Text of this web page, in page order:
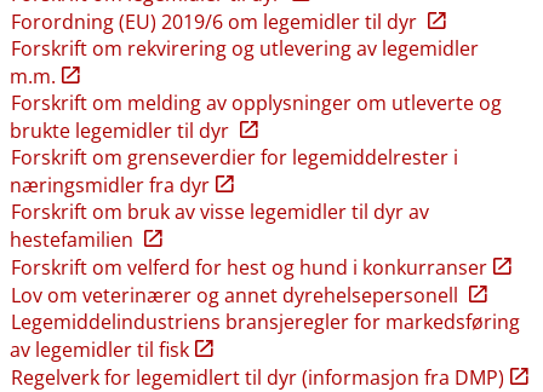
Forordning (EU) 2019/6 om legemidler til dyr
Forskrift om rekvirering og utlevering av legemidler
m.m.
Forskrift om melding av opplysninger om utleverte og
brukte legemidler til dyr
Forskrift om grenseverdier for legemiddelrester i
næringsmidler fra dyr
Forskrift om bruk av visse legemidler til dyr av
hestefamilien
Forskrift om velferd for hest og hund i konkurranser
Lov om veterinærer og annet dyrehelsepersonell
Legemiddelindustriens bransjeregler for markedsføring
av legemidler til fisk
Regelverk for legemidlert til dyr (informasjon fra DMP)